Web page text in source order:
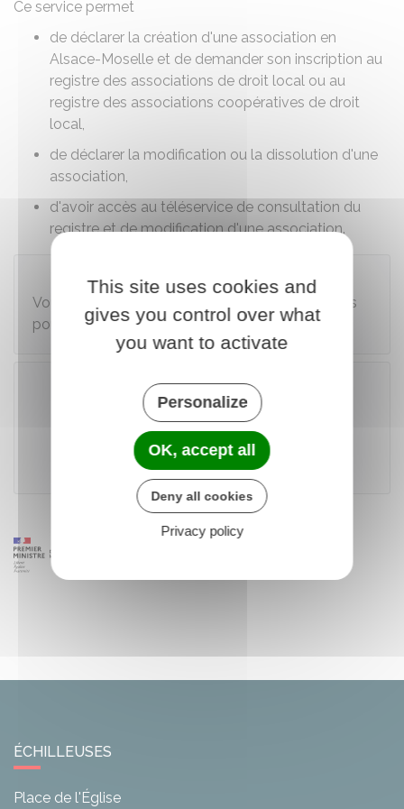
Ce service permet
de déclarer la création d'une association en
Alsace-Moselle et de demander son inscription au
registre des associations de droit local ou au
registre des associations coopératives de droit
local,
de déclarer la modification ou la dissolution d'une
association,
d'avoir accès au téléservice de consultation du
registre et de modification d'une association.
Attention
Vous devez avoir un compte utilisateur, que vous
pouvez créer à la rubrique " Créer un compte ".
Accéder au téléservice
Ministère chargé de la justice
ÉCHILLEUSES
Place de l'Église
This site uses cookies and
gives you control over what
you want to activate
Personalize
OK, accept all
Deny all cookies
Privacy policy